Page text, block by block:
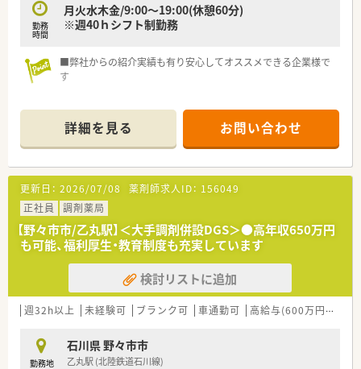
勤務
時間
月火水木金/9:00～19:00(休憩60分)
※週40ｈシフト制勤務
■弊社からの紹介実績も有り安心してオススメできる企業様で
す
詳細を見る お問い合わせ
更新日： 2026/07/08 薬剤師求人ID： 156049
正社員
調剤薬局
【野々市市/乙丸駅】＜大手調剤併設DGS＞●高年収650万円
も可能、福利厚生・教育制度も充実しています
検討リストに追加
週32h以上 未経験可 ブランク可 車通勤可 高給与(600万円以上)
勤務地
石川県 野々市市
乙丸駅 (北陸鉄道石川線)